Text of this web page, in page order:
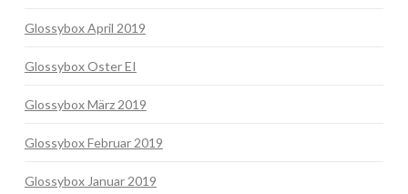
Glossybox April 2019
Glossybox Oster EI
Glossybox März 2019
Glossybox Februar 2019
Glossybox Januar 2019